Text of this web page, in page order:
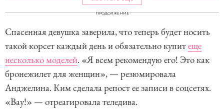
ПРОДОЛЖЕНИЕ
Спасенная девушка заверила, что теперь будет носить
такой корсет каждый день и обязательно купитеще
несколько моделей. «Я всем рекомендую его! Это как
бронежилет для женщин», — резюмировала
Анджелина. Ким сделала репост ее записи в соцсетях.
«Вау!» — отреагировала теледива.